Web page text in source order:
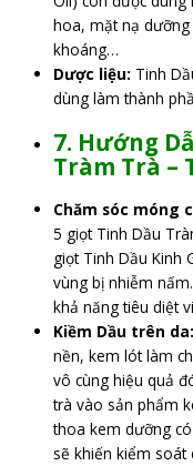
hoa, mặt nạ
khoáng…
Dược liệu: Tinh
dùng làm thành
7. Hướng
Tràm Trà –
Chăm sóc móng
5 giọt Tinh Dầu
giọt Tinh Dầu Kinh
vùng bị nhiễm
khả năng tiêu diệt
Kiềm Dầu trên da:
nền, kem lót làm
vô cùng hiệu quả
trà vào sản phẩm
thoa kem dưỡng
sẽ khiến kiểm soát